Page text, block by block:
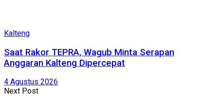
Kalteng
Saat Rakor TEPRA, Wagub Minta Serapan
Anggaran Kalteng Dipercepat
4 Agustus 2026
Next Post